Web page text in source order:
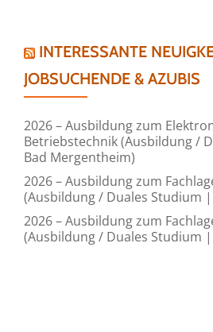
INTERESSANTE
JOBSUCHENDE & AZUBIS
2026 – Ausbildung zum
Betriebstechnik (Ausbildung /
Bad Mergentheim)
2026 – Ausbildung zum
(Ausbildung / Duales Studium
2026 – Ausbildung zum
(Ausbildung / Duales Studium